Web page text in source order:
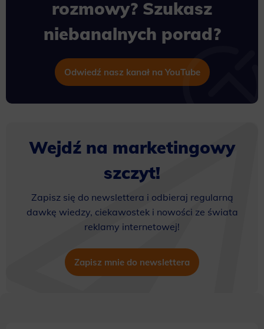
rozmowy? Szukasz
niebanalnych porad?
Odwiedź nasz kanał na YouTube
Wejdź na marketingowy
szczyt!
Zapisz się do newslettera i odbieraj regularną
dawkę wiedzy, ciekawostek i nowości ze świata
reklamy internetowej!
Zapisz mnie do newslettera